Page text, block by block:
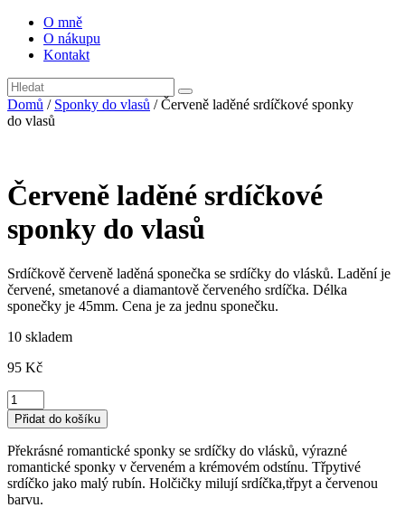
O mně
O nákupu
Kontakt
Domů / Sponky do vlasů / Červeně laděné srdíčkové sponky
do vlasů
Červeně laděné srdíčkové
sponky do vlasů
Srdíčkově červeně laděná sponečka se srdíčky do vlásků. Ladění je
červené, smetanové a diamantově červeného srdíčka. Délka
sponečky je 45mm. Cena je za jednu sponečku.
10 skladem
95 Kč
Červeně
laděné
srdíčkové
sponky
do
vlasů
množství
Přidat do košíku
Překrásné romantické sponky se srdíčky do vlásků, výrazné
romantické sponky v červeném a krémovém odstínu. Třpytivé
srdíčko jako malý rubín. Holčičky milují srdíčka,třpyt a červenou
barvu.